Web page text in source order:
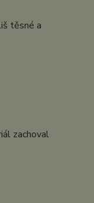
těsné a
zachoval